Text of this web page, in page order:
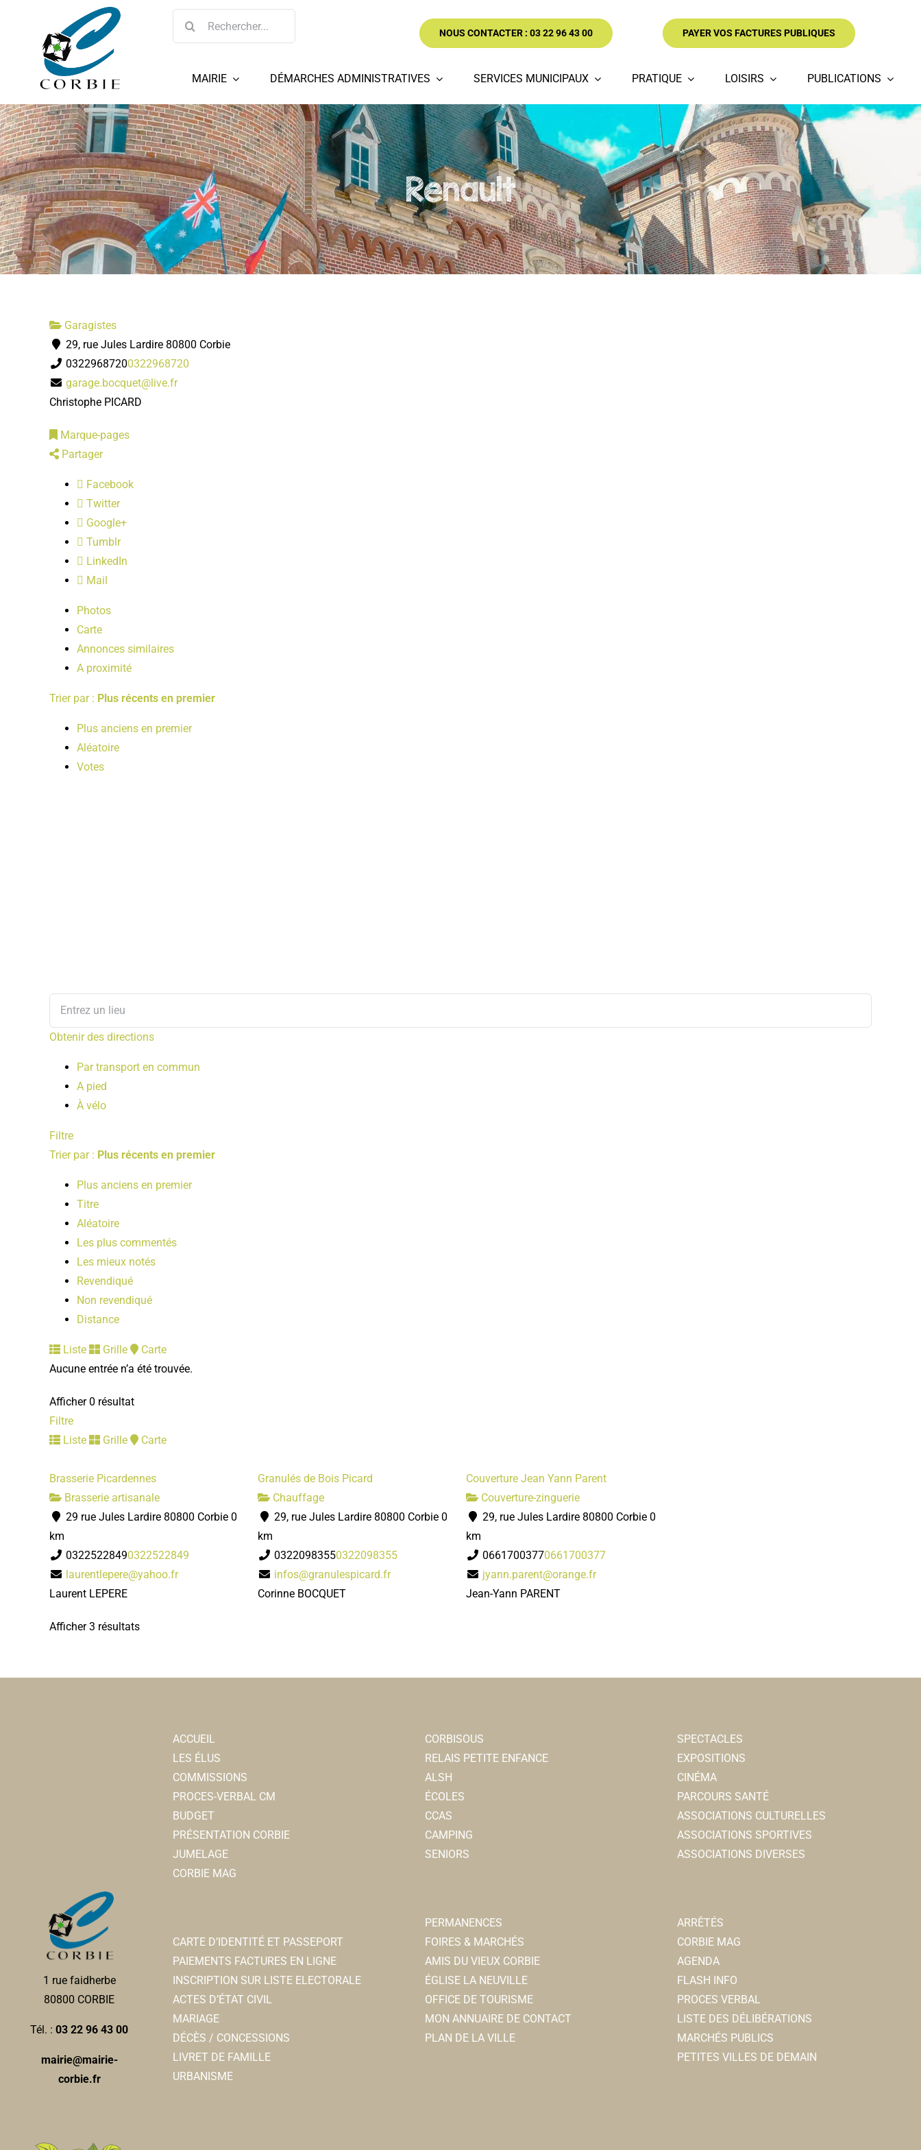
Rechercher:
NOUS CONTACTER : 03 22 96 43 00 PAYER VOS FACTURES PUBLIQUES
MAIRIE DÉMARCHES ADMINISTRATIVES SERVICES MUNICIPAUX PRATIQUE LOISIRS PUBLICATIONS
Renault
Garagistes
29, rue Jules Lardire 80800 Corbie
03229687200322968720
garage.bocquet@live.fr
Christophe PICARD
Marque-pages
Partager
Facebook
Twitter
Google+
Tumblr
LinkedIn
Mail
Photos
Carte
Annonces similaires
A proximité
Trier par : Plus récents en premier
Plus anciens en premier
Aléatoire
Votes
Obtenir des directions
Par transport en commun
A pied
À vélo
Filtre
Trier par : Plus récents en premier
Plus anciens en premier
Titre
Aléatoire
Les plus commentés
Les mieux notés
Revendiqué
Non revendiqué
Distance
Liste Grille
Carte
Aucune entrée n’a été trouvée.
Afficher 0 résultat
Filtre
Liste
Grille Carte
Brasserie Picardennes
Brasserie artisanale
29 rue Jules Lardire 80800 Corbie 0
km
03225228490322522849
laurentlepere@yahoo.fr
Laurent LEPERE
Granulés de Bois Picard
Chauffage
29, rue Jules Lardire 80800 Corbie 0
km
03220983550322098355
infos@granulespicard.fr
Corinne BOCQUET
Couverture Jean Yann Parent
Couverture-zinguerie
29, rue Jules Lardire 80800 Corbie 0
km
06617003770661700377
jyann.parent@orange.fr
Jean-Yann PARENT
Afficher 3 résultats
1 rue faidherbe
80800 CORBIE
Tél. :03 22 96 43 00
mairie@mairie-
corbie.fr
ACCUEIL
LES ÉLUS
COMMISSIONS
PROCES-VERBAL CM
BUDGET
PRÉSENTATION CORBIE
JUMELAGE
CORBIE MAG
CARTE D’IDENTITÉ ET PASSEPORT
PAIEMENTS FACTURES EN LIGNE
INSCRIPTION SUR LISTE ELECTORALE
ACTES D’ÉTAT CIVIL
MARIAGE
DÉCÈS / CONCESSIONS
LIVRET DE FAMILLE
URBANISME
CORBISOUS
RELAIS PETITE ENFANCE
ALSH
ÉCOLES
CCAS
CAMPING
SENIORS
PERMANENCES
FOIRES & MARCHÉS
AMIS DU VIEUX CORBIE
ÉGLISE LA NEUVILLE
OFFICE DE TOURISME
MON ANNUAIRE DE CONTACT
PLAN DE LA VILLE
SPECTACLES
EXPOSITIONS
CINÉMA
PARCOURS SANTÉ
ASSOCIATIONS CULTURELLES
ASSOCIATIONS SPORTIVES
ASSOCIATIONS DIVERSES
ARRÊTÉS
CORBIE MAG
AGENDA
FLASH INFO
PROCES VERBAL
LISTE DES DÉLIBÉRATIONS
MARCHÉS PUBLICS
PETITES VILLES DE DEMAIN